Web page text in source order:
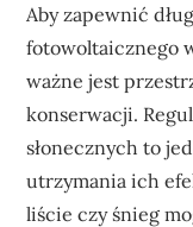
Aby zapewnić
fotowoltaicznego
ważne jest
konserwacji.
słonecznych to
utrzymania ich
liście czy śnieg